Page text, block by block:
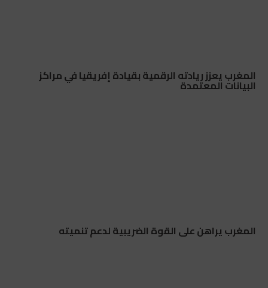
المغرب يعزز ريادته الرقمية بقيادة إفريقيا في مراكز
البيانات المعتمدة
المغرب يراهن على القوة الضريبية لدعم تنميته